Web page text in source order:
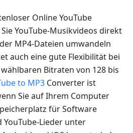
Online YouTube
YouTube-Musikvideos direkt
MP4-Dateien umwandeln
auch eine gute Flexibilität bei
Bitraten von 128 bis
to MP3 Converter ist
Sie auf Ihrem Computer
für Software
Lieder unter